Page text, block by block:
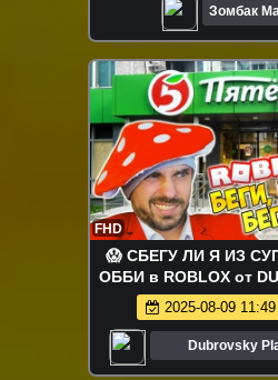
Зомбак
FHD
😱 СБЕГУ ЛИ Я ИЗ
ОББИ в ROBLOX от
🔥!
2025-08-09 11:49
Dubrovsky